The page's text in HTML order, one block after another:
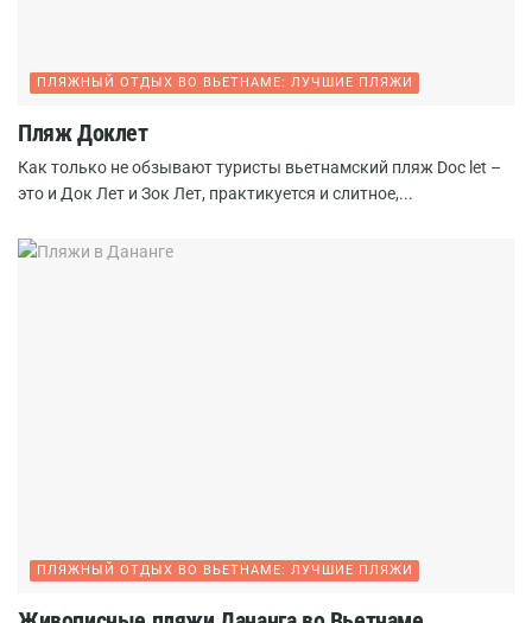
ПЛЯЖНЫЙ ОТДЫХ ВО ВЬЕТНАМЕ: ЛУЧШИЕ ПЛЯЖИ
Пляж Доклет
Как только не обзывают туристы вьетнамский пляж Doc let –
это и Док Лет и Зок Лет, практикуется и слитное,...
ПЛЯЖНЫЙ ОТДЫХ ВО ВЬЕТНАМЕ: ЛУЧШИЕ ПЛЯЖИ